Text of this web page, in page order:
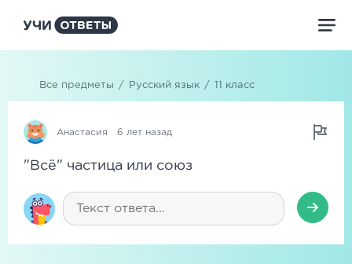
Все предметы / Русский язык / 11 класс
Анастасия 6 лет назад
"Всё" частица или союз